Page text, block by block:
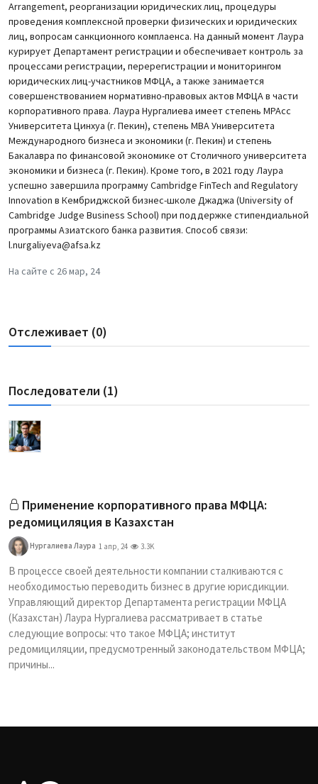
Arrangement, реорганизации юридических лиц, процедуры
проведения комплексной проверки физических и юридических
лиц, вопросам санкционного комплаенса. На данный момент Лаура
курирует Департамент регистрации и обеспечивает контроль за
процессами регистрации, перерегистрации и мониторингом
юридических лиц-участников МФЦА, а также занимается
совершенствованием нормативно-правовых актов МФЦА в части
корпоративного права. Лаура Нургалиева имеет степень MPAcc
Университета Цинхуа (г. Пекин), степень MBA Университета
Международного бизнеса и экономики (г. Пекин) и степень
Бакалавра по финансовой экономике от Столичного университета
экономики и бизнеса (г. Пекин). Кроме того, в 2021 году Лаура
успешно завершила программу Cambridge FinTech and Regulatory
Innovation в Кембриджской бизнес-школе Джаджа (University of
Cambridge Judge Business School) при поддержке стипендиальной
программы Азиатского банка развития. Способ связи:
l.nurgaliyeva@afsa.kz
На сайте с 26 мар, 24
Отслеживает (0)
Последователи (1)
Применение корпоративного права МФЦА:
редомициляция в Казахстан
Нургалиева Лаура 1 апр, 24 3.3K
В процессе своей деятельности компании сталкиваются с
необходимостью переводить бизнес в другие юрисдикции.
Управляющий директор Департамента регистрации МФЦА
(Казахстан) Лаура Нургалиева рассматривает в статье
следующие вопросы: что такое МФЦА; институт
редомициляции, предусмотренный законодательством МФЦА;
причины...